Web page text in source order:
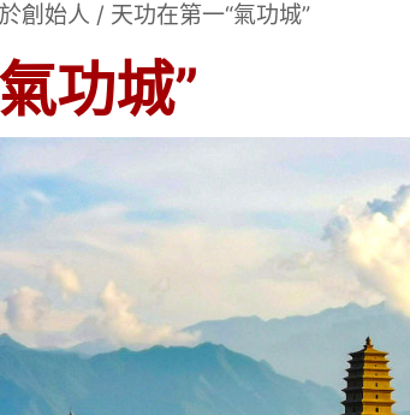
創始人 / 天功在第一“氣功城”
功城”